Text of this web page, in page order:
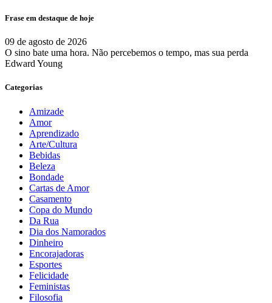
Frase em destaque de hoje
09 de agosto de 2026
O sino bate uma hora. Não percebemos o tempo, mas sua perda
Edward Young
Categorias
Amizade
Amor
Aprendizado
Arte/Cultura
Bebidas
Beleza
Bondade
Cartas de Amor
Casamento
Copa do Mundo
Da Rua
Dia dos Namorados
Dinheiro
Encorajadoras
Esportes
Felicidade
Feministas
Filosofia